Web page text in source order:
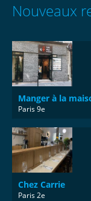
Nouveaux
Manger à la
Paris 9e
Chez Carrie
Paris 2e